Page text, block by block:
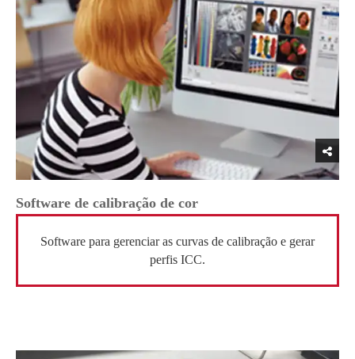
Software de calibração de cor
Software para gerenciar as curvas de calibração e gerar
perfis ICC.